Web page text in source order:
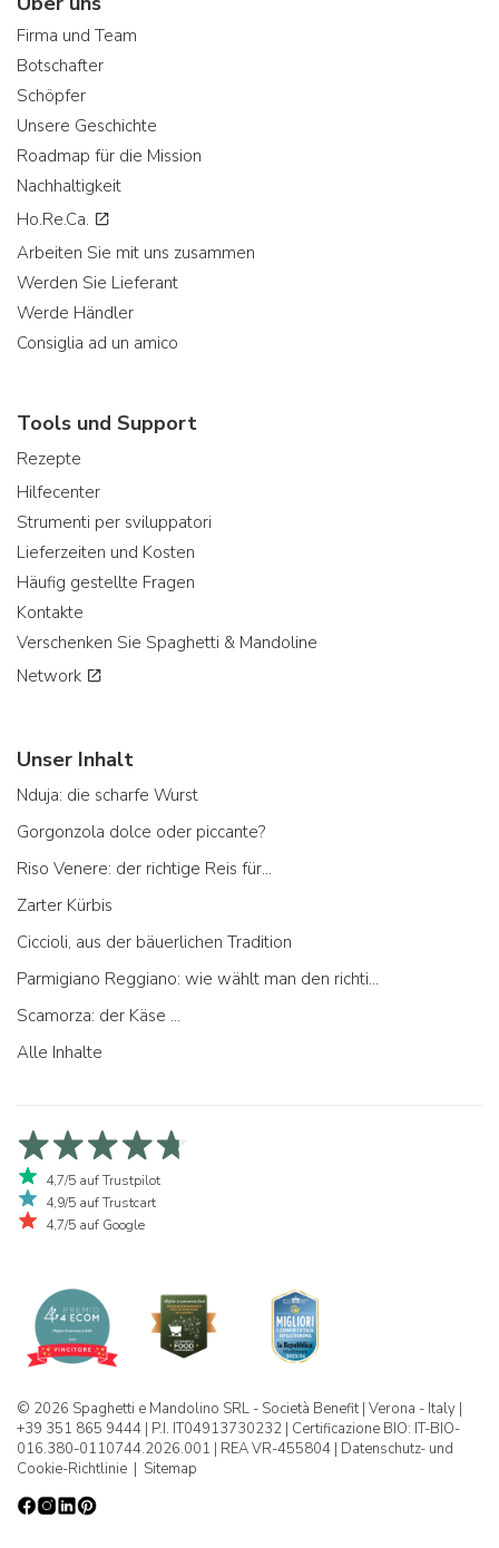
Firma und Team
Botschafter
Schöpfer
Unsere Geschichte
Roadmap für die Mission
Nachhaltigkeit
Ho.Re.Ca.
Arbeiten Sie mit uns zusammen
Werden Sie Lieferant
Werde Händler
Consiglia ad un amico
Tools und Support
Rezepte
Hilfecenter
Strumenti per sviluppatori
Lieferzeiten und Kosten
Häufig gestellte Fragen
Kontakte
Verschenken Sie Spaghetti & Mandoline
Network
Unser Inhalt
Nduja: die scharfe Wurst
Gorgonzola dolce oder piccante?
Riso Venere: der richtige Reis für...
Zarter Kürbis
Ciccioli, aus der bäuerlichen Tradition
Parmigiano Reggiano: wie wählt man den richtigen aus
Scamorza: der Käse ...
Alle Inhalte
4,7/5 auf Trustpilot
4,9/5 auf Trustcart
4,7/5 auf Google
© 2026 Spaghetti e Mandolino SRL - Società Benefit | Verona - Italy |
+39 351 865 9444 | P.I. IT04913730232 | Certificazione BIO: IT-BIO-
016.380-0110744.2026.001 | REA VR-455804 | Datenschutz- und
Cookie-Richtlinie | Sitemap